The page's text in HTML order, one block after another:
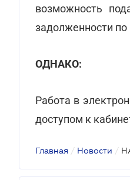
возможность
задолженности
ОДНАКО:
Работа в
доступом к
Главная / Новости /